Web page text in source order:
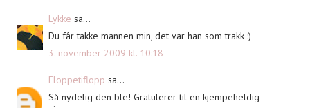
Lykke sa...
Du får takke mannen min, det var han som trakk :)
3. november 2009 kl. 10:18
Floppetiflopp sa...
Så nydelig den ble! Gratulerer til en kjempeheldig